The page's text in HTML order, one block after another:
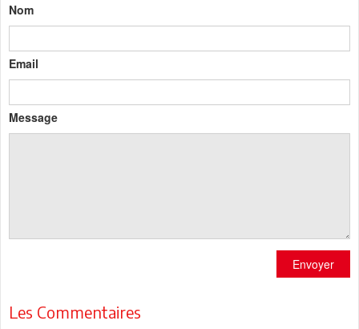
Nom
Email
Message
Envoyer
Les Commentaires